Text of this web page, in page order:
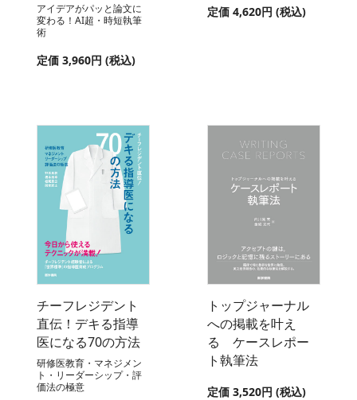
アイデアがパッと論文に
変わる！AI超・時短執筆
術
定価 3,960円 (税込)
定価 4,620円 (税込)
チーフレジデント
直伝！デキる指導
医になる70の方法
研修医教育・マネジメン
ト・リーダーシップ・評
価法の極意
トップジャーナル
への掲載を叶え
る ケースレポー
ト執筆法
定価 3,520円 (税込)